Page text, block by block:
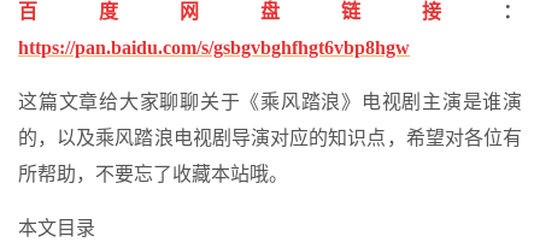
百度网盘链接
：
https://pan.baidu.com/s/gsbgvbghfhgt6vbp8hgw
这篇文章给大家聊聊关于《乘风踏浪》电视剧主演是谁演
的，以及乘风踏浪电视剧导演对应的知识点，希望对各位有
所帮助，不要忘了收藏本站哦。
本文目录